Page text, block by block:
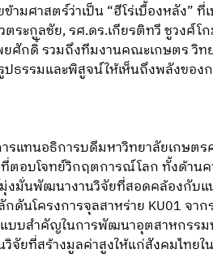
มศาสตร์ว่าเป็น “ฮีโร่เบื้องหลัง”
ระกูลชัย, รศ.ดร.เกียรติทวี ชูวงศ์
ศักดิ์ รวมถึงทีมงานคณะเกษตร วิ
ธรรมและพิสูจน์ให้เห็นถึงพลังของ
รแทนอธิการบดีมหาวิทยาลัยเกษต
ตอบโจทย์วิกฤตการณ์โลก ทั้งด้าน
มั่นพัฒนางานวิจัยที่สอดคล้องกับแน
ดันโครงการจุลสาหร่าย KU01 จ
บบสำคัญในการพัฒนาอุตสาหกรร
จัยที่สร้างมูลค่าสูงให้แก่สังคมไทยใ